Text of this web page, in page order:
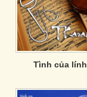
Tình của lính